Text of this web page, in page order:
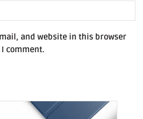
and website in this browser
comment.